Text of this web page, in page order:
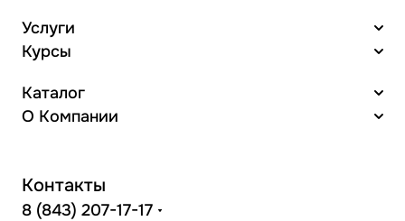
Услуги
Курсы
Каталог
О Компании
Контакты
8 (843) 207-17-17